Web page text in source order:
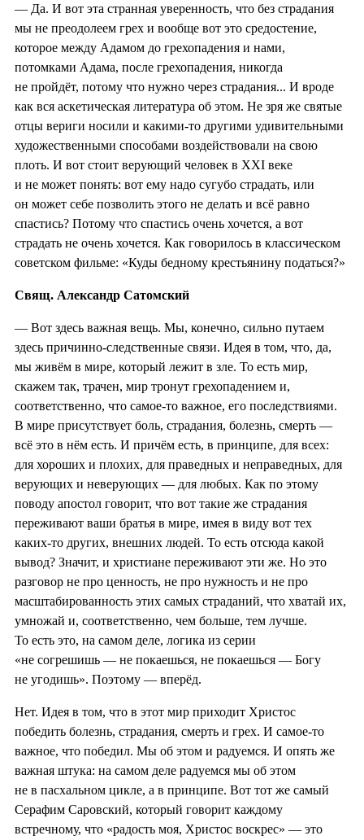
— Да. И вот эта странная уверенность, что без страдания
мы не преодолеем грех и вообще вот это средостение,
которое между Адамом до грехопадения и нами,
потомками Адама, после грехопадения, никогда
не пройдёт, потому что нужно через страдания... И вроде
как вся аскетическая литература об этом. Не зря же святые
отцы вериги носили и какими-то другими удивительными
художественными способами воздействовали на свою
плоть. И вот стоит верующий человек в XXI веке
и не может понять: вот ему надо сугубо страдать, или
он может себе позволить этого не делать и всё равно
спастись? Потому что спастись очень хочется, а вот
страдать не очень хочется. Как говорилось в классическом
советском фильме: «Куды бедному крестьянину податься?»
Свящ. Александр Сатомский
— Вот здесь важная вещь. Мы, конечно, сильно путаем
здесь причинно-следственные связи. Идея в том, что, да,
мы живём в мире, который лежит в зле. То есть мир,
скажем так, трачен, мир тронут грехопадением и,
соответственно, что самое-то важное, его последствиями.
В мире присутствует боль, страдания, болезнь, смерть —
всё это в нём есть. И причём есть, в принципе, для всех:
для хороших и плохих, для праведных и неправедных, для
верующих и неверующих — для любых. Как по этому
поводу апостол говорит, что вот такие же страдания
переживают ваши братья в мире, имея в виду вот тех
каких-то других, внешних людей. То есть отсюда какой
вывод? Значит, и христиане переживают эти же. Но это
разговор не про ценность, не про нужность и не про
масштабированность этих самых страданий, что хватай их,
умножай и, соответственно, чем больше, тем лучше.
То есть это, на самом деле, логика из серии
«не согрешишь — не покаешься, не покаешься — Богу
не угодишь». Поэтому — вперёд.
Нет. Идея в том, что в этот мир приходит Христос
победить болезнь, страдания, смерть и грех. И самое-то
важное, что победил. Мы об этом и радуемся. И опять же
важная штука: на самом деле радуемся мы об этом
не в пасхальном цикле, а в принципе. Вот тот же самый
Серафим Саровский, который говорит каждому
встречному, что «радость моя, Христос воскрес» — это